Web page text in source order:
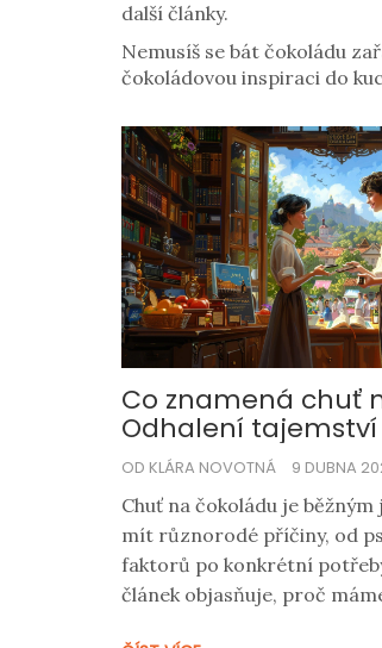
další články.
Nemusíš se bát čokoládu
čokoládovou inspiraci do
Co znamená chuť
Odhalení
OD KLÁRA NOVOTNÁ 9 DUBNA
Chuť na čokoládu je
mít různorodé příčiny, od
faktorů po konkrétní
článek objasňuje, proč